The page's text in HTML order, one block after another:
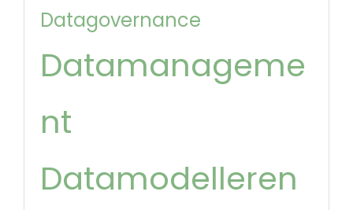
Datagovernance
Datamanageme
nt
Datamodelleren